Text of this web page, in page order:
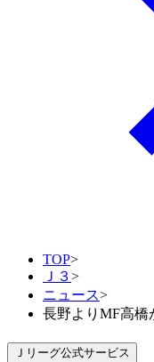
TOP>
Ｊ３>
ニュース>
長野よりMF高橋
Ｊリーグ公式サービス